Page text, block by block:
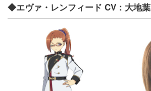
◆エヴァ・レンフィード CV：大地葉